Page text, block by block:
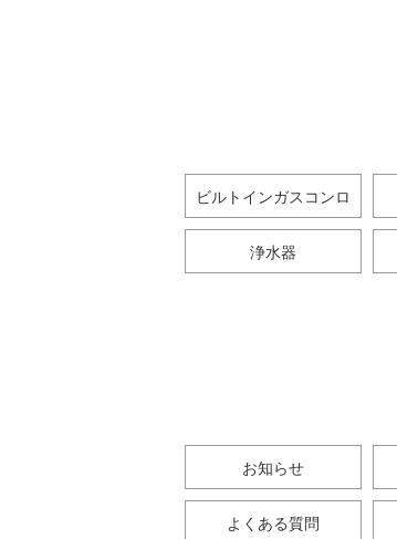
ビルトインガスコンロ
浄水器
お知らせ
よくある質問